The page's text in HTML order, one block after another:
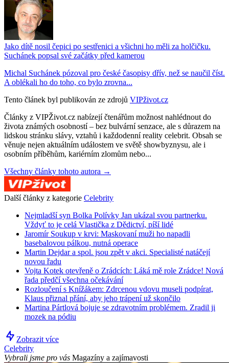
Jako dítě nosil čepici po sestřenici a všichni ho měli za holčičku.
Suchánek popsal své začátky před kamerou
Michal Suchánek pózoval pro české časopisy dřív, než se naučil číst.
A oblékali ho do toho, co bylo zrovna...
Tento článek byl publikován ze zdrojů VIPživot.cz
Články z VIPŽivot.cz nabízejí čtenářům možnost nahlédnout do
života známých osobností – bez bulvární senzace, ale s důrazem na
lidskou stránku slávy, vztahů i každodenní reality celebrit. Obsah se
věnuje nejen aktuálním událostem ve světě showbyznysu, ale i
osobním příběhům, kariérním zlomům nebo...
Všechny články tohoto autora →
Další články z kategorie Celebrity
Nejmladší syn Bolka Polívky Jan ukázal svou partnerku.
Vždyť to je celá Vlastička z Dědictví, píší lidé
Jaromír Soukup v krvi: Maskovaní muži ho napadli
basebalovou pálkou, nutná operace
Martin Dejdar a spol. jsou zpět v akci. Specialisté natáčejí
novou řadu
Vojta Kotek otevřeně o Zrádcích: Láká mě role Zrádce! Nová
řada předčí všechna očekávání
Rozloučení s Knížákem: Zdrcenou vdovu museli podpírat,
Klaus přiznal přání, aby jeho trápení už skončilo
Martina Pártlová bojuje se zdravotním problémem. Zradil ji
mozek na pódiu
Zobrazit více
Celebrity
Vybrali jsme pro vás Magazíny a zajímavosti